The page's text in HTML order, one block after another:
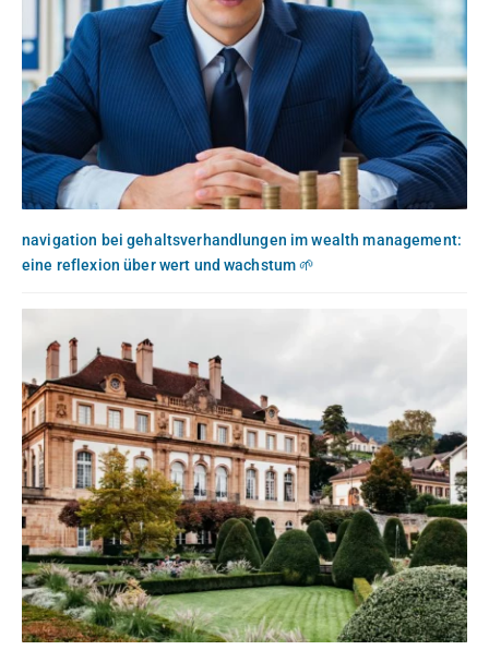
navigation bei gehaltsverhandlungen im wealth management:
eine reflexion über wert und wachstum 🌱